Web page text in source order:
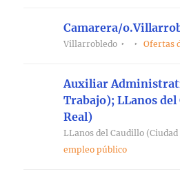
Camarera/
Villarrobledo Ofertas
Auxiliar
Trabajo); LLanos
Real)
LLanos del Caudillo (Ciudad
empleo público